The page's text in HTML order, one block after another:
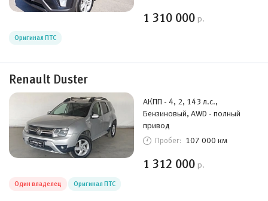
1 310 000 р.
Оригинал ПТС
Renault Duster
АКПП - 4, 2, 143 л.с.,
Бензиновый, AWD - полный
привод
Пробег: 107 000 км
1 312 000 р.
Один владелец Оригинал ПТС